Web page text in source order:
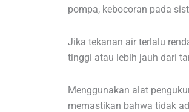
pompa, kebocoran pada
Jika tekanan air terlalu
tinggi atau lebih jauh dari
Menggunakan alat
memastikan bahwa tidak